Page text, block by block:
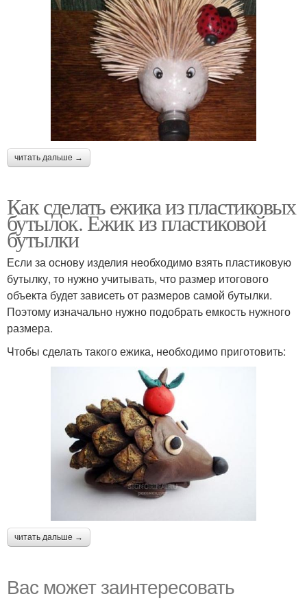
читать дальше →
Как сделать ежика из пластиковых
бутылок. Ежик из пластиковой
бутылки
Если за основу изделия необходимо взять пластиковую
бутылку, то нужно учитывать, что размер итогового
объекта будет зависеть от размеров самой бутылки.
Поэтому изначально нужно подобрать емкость нужного
размера.
Чтобы сделать такого ежика, необходимо приготовить:
читать дальше →
Вас может заинтересовать